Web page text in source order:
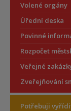
Volené orgány
Úřední deska
Povinné
Rozpočet
Veřejné
Zveřejňování
Potřebuji